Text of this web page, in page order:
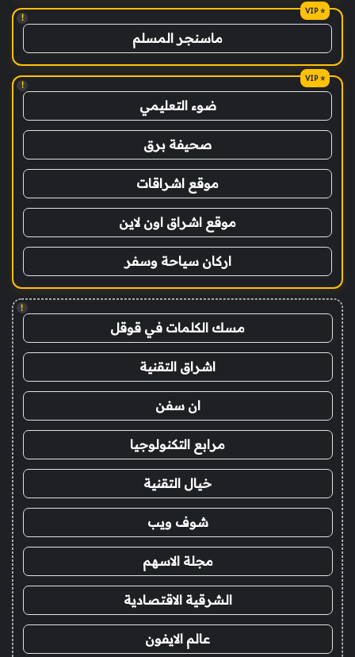
!
ماسنجر المسلم
!
ضوء التعليمي
صحيفة برق
موقع اشراقات
موقع اشراق اون لاين
اركان سياحة وسفر
!
مسك الكلمات في قوقل
اشراق التقنية
ان سفن
مرابع التكنولوجيا
خيال التقنية
شوف ويب
مجلة الاسهم
الشرقية الاقتصادية
عالم الايفون